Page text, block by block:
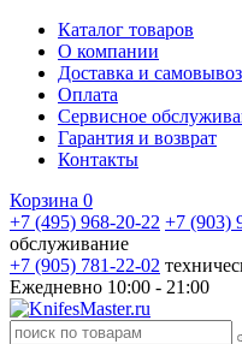
Каталог товаров
О компании
Доставка и самовывоз
Оплата
Сервисное
Гарантия и возврат
Контакты
Корзина 0
+7 (495) 968-20-22 +7 (903)
обслуживание
+7 (905) 781‑22‑02
Ежедневно 10:00 - 21:00